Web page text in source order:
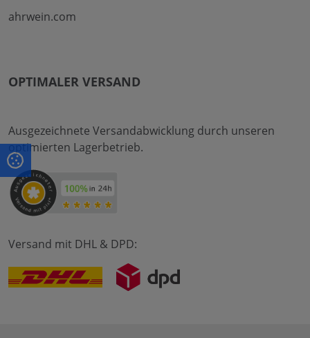
ahrwein.com
OPTIMALER VERSAND
Ausgezeichnete Versandabwicklung durch unseren
optimierten Lagerbetrieb.
Versand mit DHL & DPD: